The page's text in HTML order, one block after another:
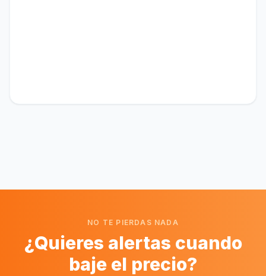
NO TE PIERDAS NADA
¿Quieres alertas cuando
baje el precio?